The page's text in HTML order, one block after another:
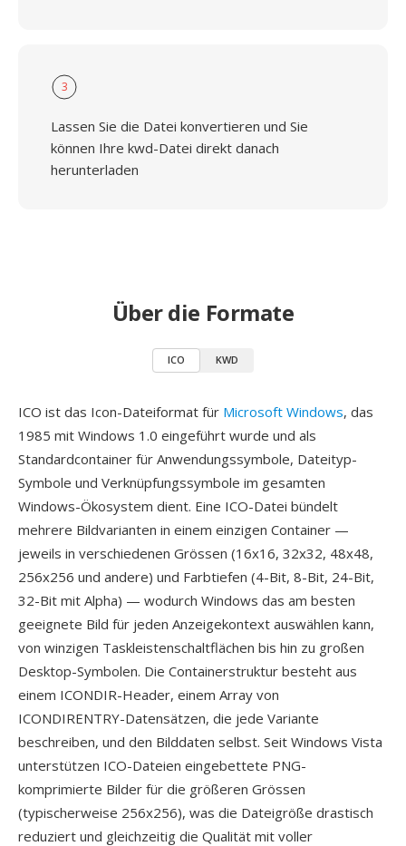
3
Lassen Sie die Datei konvertieren und Sie
können Ihre kwd-Datei direkt danach
herunterladen
Über die Formate
ICO KWD
ICO ist das Icon-Dateiformat für Microsoft Windows, das
1985 mit Windows 1.0 eingeführt wurde und als
Standardcontainer für Anwendungssymbole, Dateityp-
Symbole und Verknüpfungssymbole im gesamten
Windows-Ökosystem dient. Eine ICO-Datei bündelt
mehrere Bildvarianten in einem einzigen Container —
jeweils in verschiedenen Grössen (16x16, 32x32, 48x48,
256x256 und andere) und Farbtiefen (4-Bit, 8-Bit, 24-Bit,
32-Bit mit Alpha) — wodurch Windows das am besten
geeignete Bild für jeden Anzeigekontext auswählen kann,
von winzigen Taskleistenschaltflächen bis hin zu großen
Desktop-Symbolen. Die Containerstruktur besteht aus
einem ICONDIR-Header, einem Array von
ICONDIRENTRY-Datensätzen, die jede Variante
beschreiben, und den Bilddaten selbst. Seit Windows Vista
unterstützen ICO-Dateien eingebettete PNG-
komprimierte Bilder für die größeren Grössen
(typischerweise 256x256), was die Dateigröße drastisch
reduziert und gleichzeitig die Qualität mit voller